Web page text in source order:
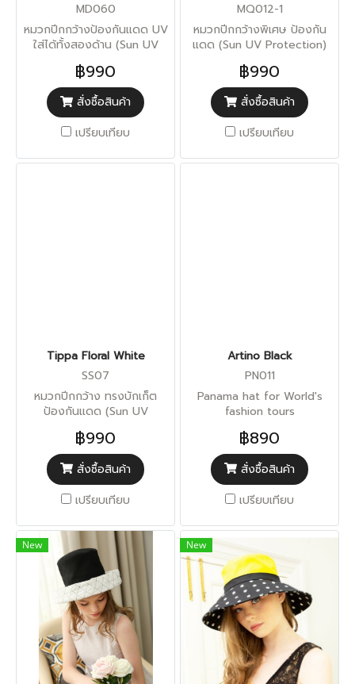
MD060
หมวกปีกกว้างป้องกันแดด UV
ใส่ได้ทั้งสองด้าน (Sun UV
฿990
สั่งซื้อสินค้า
เปรียบเทียบ
MQ012-1
หมวกปีกกว้างพิเศษ ป้องกัน
แดด (Sun UV Protection)
฿990
สั่งซื้อสินค้า
เปรียบเทียบ
Tippa Floral White
SS07
หมวกปีกกว้าง ทรงบักเก็ต
ป้องกันแดด (Sun UV
Protection)
฿990
สั่งซื้อสินค้า
เปรียบเทียบ
Artino Black
PN011
Panama hat for World's
fashion tours
฿890
สั่งซื้อสินค้า
เปรียบเทียบ
New New